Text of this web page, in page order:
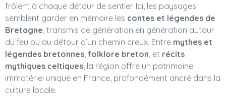
frôlent à chaque détour de sentier. Ici, les paysages
semblent garder en mémoire les contes et légendes de
Bretagne, transmis de génération en génération autour
du feu ou au détour d’un chemin creux. Entre mythes et
légendes bretonnes, folklore breton, et récits
mythiques celtiques, la région offre un patrimoine
immatériel unique en France, profondément ancré dans la
culture locale.